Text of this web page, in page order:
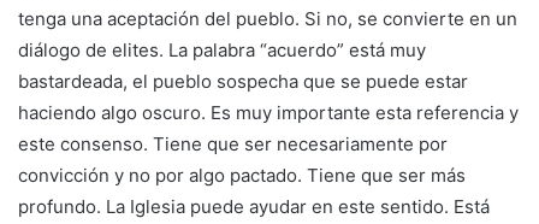
tenga una aceptación del pueblo. Si no, se convierte en un
diálogo de elites. La palabra “acuerdo” está muy
bastardeada, el pueblo sospecha que se puede estar
haciendo algo oscuro. Es muy importante esta referencia y
este consenso. Tiene que ser necesariamente por
convicción y no por algo pactado. Tiene que ser más
profundo. La Iglesia puede ayudar en este sentido. Está